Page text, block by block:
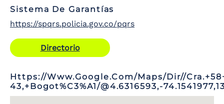
Sistema De Garantías
https://spqrs.policia.gov.co/pqrs
Directorio
Https://www.google.com/maps/dir//
43,+Bogot%C3%A1/@4.6316593,-